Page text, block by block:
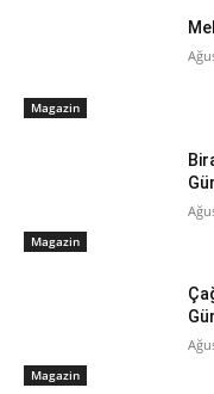
Magazin
Magazin
Magazin